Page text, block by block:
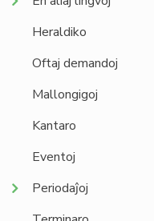
Heraldiko
Oftaj demandoj
Mallongigoj
Kantaro
Eventoj
Periodaĵoj